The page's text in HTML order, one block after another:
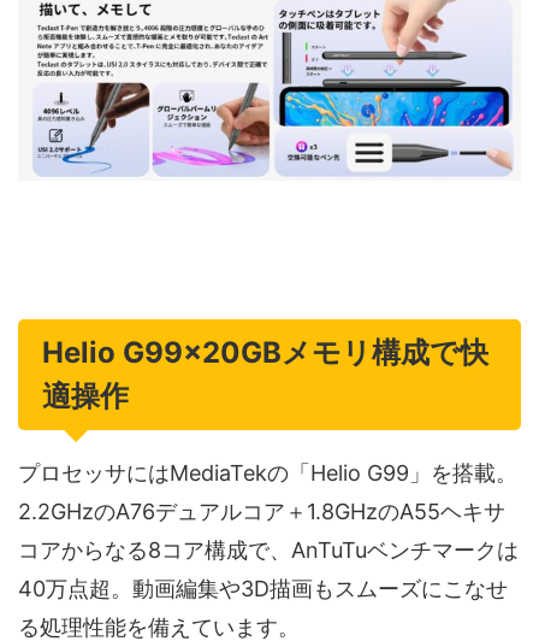
Helio G99×20GBメモリ構成で快
適操作
プロセッサにはMediaTekの「Helio G99」を搭載。
2.2GHzのA76デュアルコア＋1.8GHzのA55ヘキサ
コアからなる8コア構成で、AnTuTuベンチマークは
40万点超。動画編集や3D描画もスムーズにこなせ
る処理性能を備えています。